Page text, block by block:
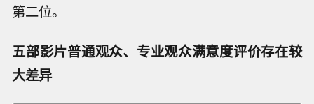
第二位。
五部影片普通观众、专业观众满意度评价存在较
大差异